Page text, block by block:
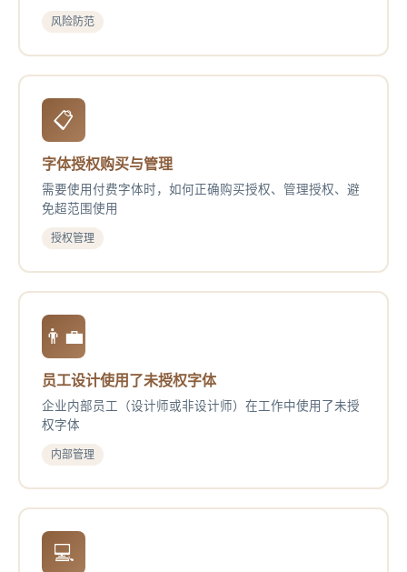
风险防范
📋
字体授权购买与管理
需要使用付费字体时，如何正确购买授权、管理授权、避
免超范围使用
授权管理
👨‍💼
员工设计使用了未授权字体
企业内部员工（设计师或非设计师）在工作中使用了未授
权字体
内部管理
💻